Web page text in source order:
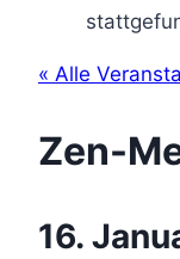
« Alle
Zen-
16.